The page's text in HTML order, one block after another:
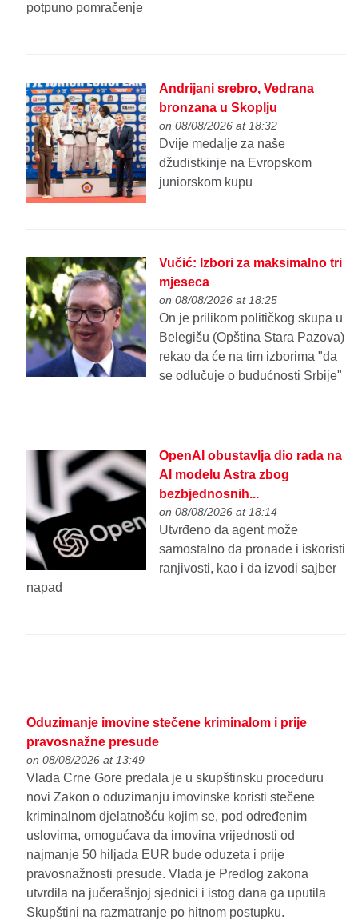
potpuno pomračenje
Andrijani srebro, Vedrana
bronzana u Skoplju
on 08/08/2026 at 18:32
Dvije medalje za naše
džudistkinje na Evropskom
juniorskom kupu
Vučić: Izbori za maksimalno tri
mjeseca
on 08/08/2026 at 18:25
On je prilikom političkog skupa u
Belegišu (Opština Stara Pazova)
rekao da će na tim izborima "da
se odlučuje o budućnosti Srbije"
OpenAI obustavlja dio rada na
AI modelu Astra zbog
bezbjednosnih...
on 08/08/2026 at 18:14
Utvrđeno da agent može
samostalno da pronađe i iskoristi
ranjivosti, kao i da izvodi sajber
napad
Oduzimanje imovine stečene kriminalom i prije
pravosnažne presude
on 08/08/2026 at 13:49
Vlada Crne Gore predala je u skupštinsku proceduru
novi Zakon o oduzimanju imovinske koristi stečene
kriminalnom djelatnošću kojim se, pod određenim
uslovima, omogućava da imovina vrijednosti od
najmanje 50 hiljada EUR bude oduzeta i prije
pravosnažnosti presude. Vlada je Predlog zakona
utvrdila na jučerašnjoj sjednici i istog dana ga uputila
Skupštini na razmatranje po hitnom postupku.